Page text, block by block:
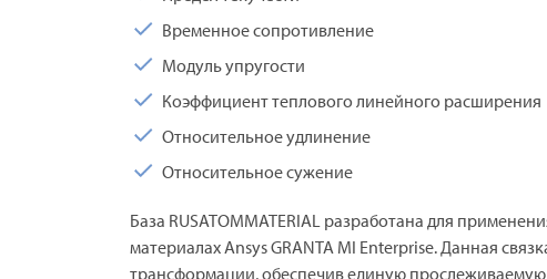
Временное сопротивление
Модуль упругости
Коэффициент теплового линейного расширения
Относительное удлинение
Относительное сужение
База RUSATOMMATERIAL разработана для
материалах Ansys GRANTA MI Enterprise. Данная
трансформации, обеспечив единую